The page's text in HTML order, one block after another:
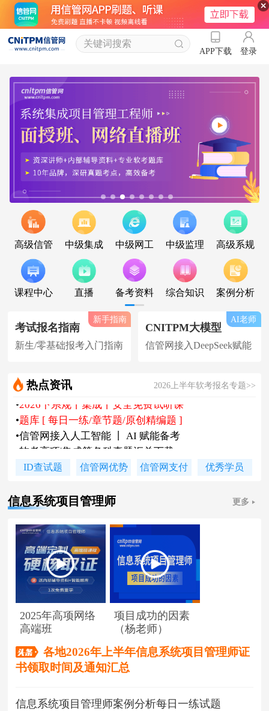
APP下载 登录
高级信管 中级集成 中级网工 中级监理 高级系规
课程中心 直播 备考资料 综合知识 案例分析
考试报名指南
新生/零基础报考入门指南
新手指南
CNITPM大模型
信管网接入DeepSeek赋能
AI老师
热点资讯 2026上半年软考报名专题>>
•软考高项|集成等各科真题汇总下载
•信管网软考讲师合作招聘(全职/兼职)
各地2026下半年软考报名时间及通知
陈老师新书《你真能懂的项目管理》
•题库 [ 每日一练/章节题/原创精编题 ]
ID查试题 信管网优势 信管网支付 优秀学员
信息系统项目管理师 更多
2025年高项网络
高端班
项目成功的因素
（杨老师）
各地2026年上半年信息系统项目管理师证
书领取时间及通知汇总
信息系统项目管理师案例分析每日一练试题